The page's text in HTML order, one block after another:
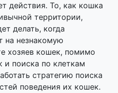
действия. То, как кошка
территории,
делать, когда
на незнакомую
хозяев кошек, помимо
и поиска по клеткам
стратегию поиска
поведения их кошек.